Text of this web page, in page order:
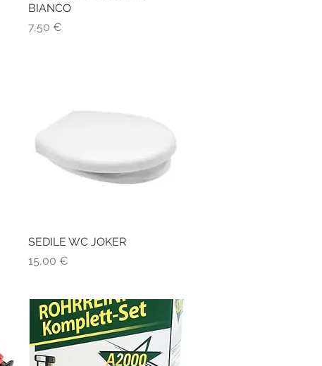
BIANCO
Prezzo
7,50 €
Vista rapida
SEDILE WC JOKER
Prezzo
15,00 €